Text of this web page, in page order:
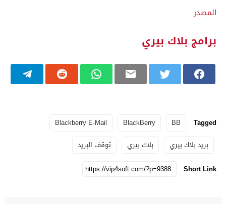
المصدر
برامج بلاك بيري
Tagged
BB
BlackBerry
Blackberry E-Mail
بريد بلاك بيري
بلاك بيري
توقف البريد
Short Link